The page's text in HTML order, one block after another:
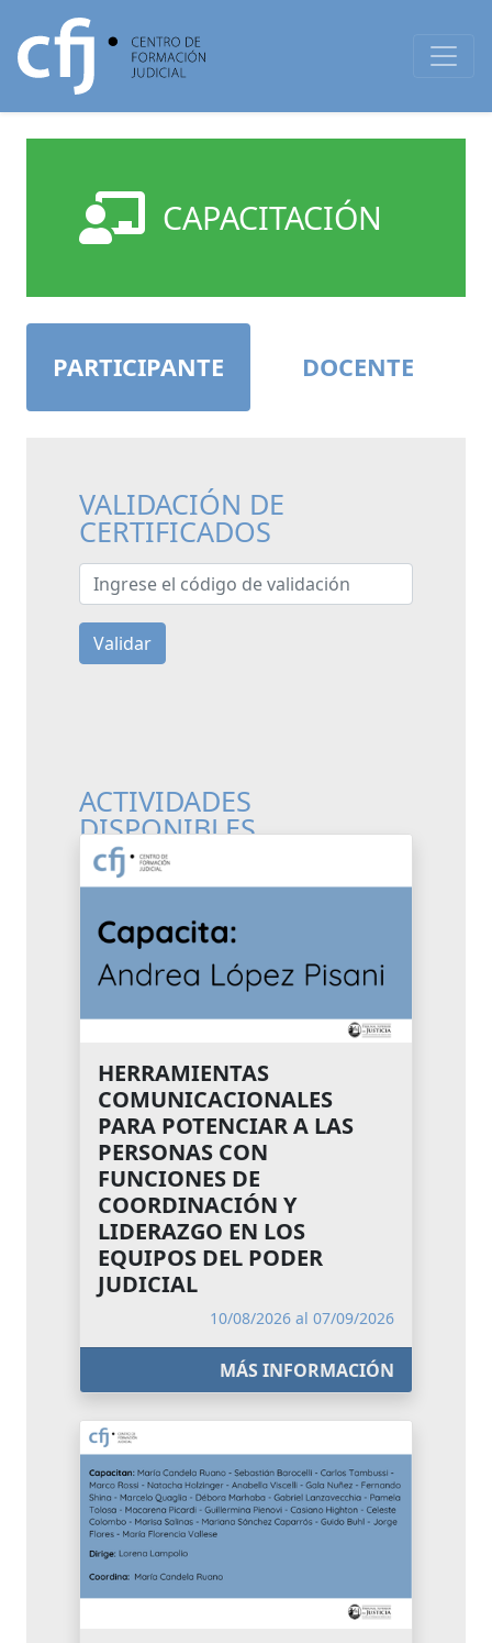
CAPACITACIÓN
PARTICIPANTE DOCENTE
VALIDACIÓN DE
CERTIFICADOS
Ingrese el código de validación
Validar
ACTIVIDADES
DISPONIBLES
HERRAMIENTAS
COMUNICACIONALES
PARA POTENCIAR A LAS
PERSONAS CON
FUNCIONES DE
COORDINACIÓN Y
LIDERAZGO EN LOS
EQUIPOS DEL PODER
JUDICIAL
10/08/2026 al 07/09/2026
MÁS INFORMACIÓN